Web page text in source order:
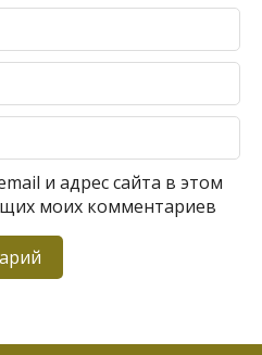
и адрес сайта в этом
моих комментариев